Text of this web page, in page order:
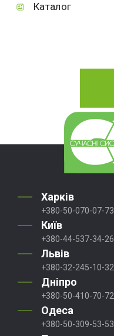
Каталог
Харків
+380-50-070-07-73
Київ
+380-44-537-34-26
Львів
+380-32-245-10-32
Дніпро
+380-50-410-70-72
Одеса
+380-50-309-53-53